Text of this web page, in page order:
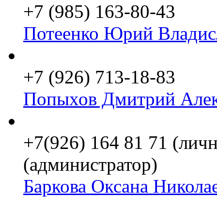
+7 (985) 163-80-43
Потеенко Юрий
+7 (926) 713-18-83
Попыхов Дмитрий
+7(926) 164 81 71
(администратор)
Баркова Оксана